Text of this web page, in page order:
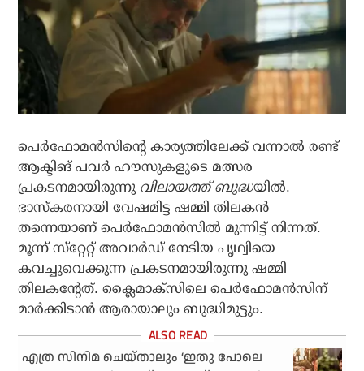
പെര്‍ഫോമന്‍സിന്റെ കാര്യത്തിലേക്ക് വന്നാല്‍ രണ്ട്
ആക്ടിങ് പവര്‍ ഹൗസുകളുടെ മത്സര
പ്രകടനമായിരുന്നു വിലായത്ത് ബുദ്ധയില്‍.
ഭാസ്‌കരനായി വേഷമിട്ട ഷമ്മി തിലകന്‍
തന്നെയാണ് പെര്‍ഫോമന്‍സില്‍ മുന്നിട്ട് നിന്നത്.
മൂന്ന് സ്‌റ്റേറ്റ് അവാര്‍ഡ് നേടിയ പൃഥ്വിയെ
കവച്ചുവെക്കുന്ന പ്രകടനമായിരുന്നു ഷമ്മി
തിലകന്റേത്. ക്ലൈമാക്‌സിലെ പെര്‍ഫോമന്‍സിന്
മാര്‍ക്കിടാന്‍ ആരായാലും ബുദ്ധിമുട്ടും.
എത്ര സിനിമ ചെയ്താലും ‘ഇതു പോലെ